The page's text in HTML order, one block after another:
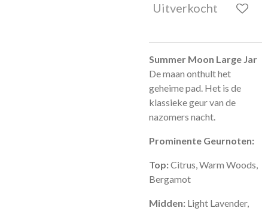
Uitverkocht
Summer Moon Large Jar
De maan onthult het
geheime pad. Het is de
klassieke geur van de
nazomers nacht.
Prominente Geurnoten:
Top:Citrus, Warm Woods,
Bergamot
Midden: Light Lavender,